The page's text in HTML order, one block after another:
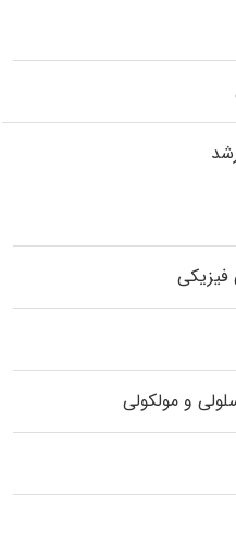
فیزیکی
و مولکولی